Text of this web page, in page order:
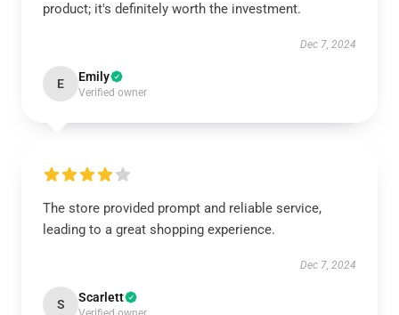
product; it's definitely worth the investment.
Dec 7, 2024
E Emily
Verified owner
The store provided prompt and reliable service,
leading to a great shopping experience.
Dec 7, 2024
S Scarlett